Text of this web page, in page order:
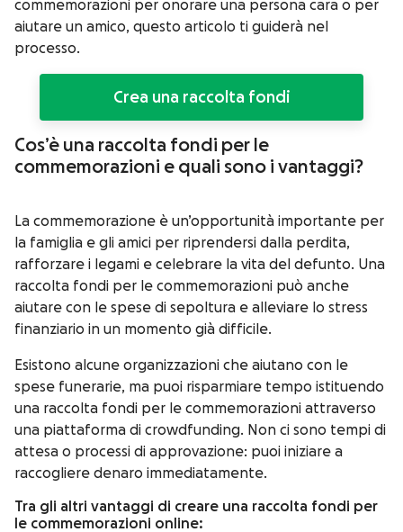
commemorazioni per onorare una persona cara o per
aiutare un amico, questo articolo ti guiderà nel
processo.
Crea una raccolta fondi
Cos’è una raccolta fondi per le
commemorazioni e quali sono i vantaggi?
La commemorazione è un’opportunità importante per
la famiglia e gli amici per riprendersi dalla perdita,
rafforzare i legami e celebrare la vita del defunto. Una
raccolta fondi per le commemorazioni può anche
aiutare con le spese di sepoltura e alleviare lo stress
finanziario in un momento già difficile.
Esistono alcune organizzazioni che aiutano con le
spese funerarie, ma puoi risparmiare tempo istituendo
una raccolta fondi per le commemorazioni attraverso
una piattaforma di crowdfunding. Non ci sono tempi di
attesa o processi di approvazione: puoi iniziare a
raccogliere denaro immediatamente.
Tra gli altri vantaggi di creare una raccolta fondi per
le commemorazioni online: